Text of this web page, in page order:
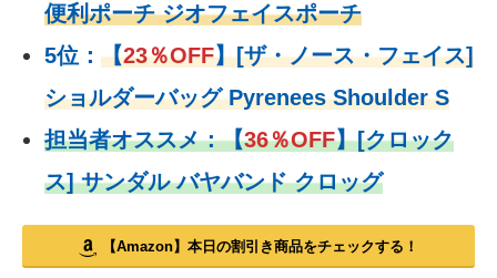
便利ポーチ ジオフェイスポーチ
5位： 【23％OFF】[ザ・ノース・フェイス]
ショルダーバッグ Pyrenees Shoulder S
担当者オススメ：【36％OFF】[クロック
ス] サンダル バヤバンド クロッグ
【Amazon】本日の割引き商品をチェックする！